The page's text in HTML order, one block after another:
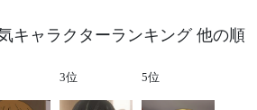
キャラクターランキング 他の順
3位 5位